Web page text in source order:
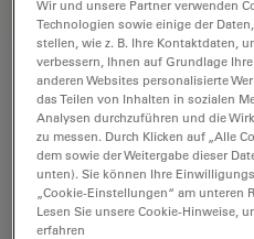
Wir und unsere Partner verwenden
Technologien sowie einige der
stellen, wie z. B. Ihre Kontaktdaten,
verbessern, Ihnen auf Grundlage
anderen Websites personalisierte
das Teilen von Inhalten in sozialen
Analysen durchzuführen und die
zu messen. Durch Klicken auf „Alle
dem sowie der Weitergabe dieser
unten). Sie können Ihre
„Cookie-Einstellungen“ am unteren
Lesen Sie unsere Cookie-Hinweise,
erfahren